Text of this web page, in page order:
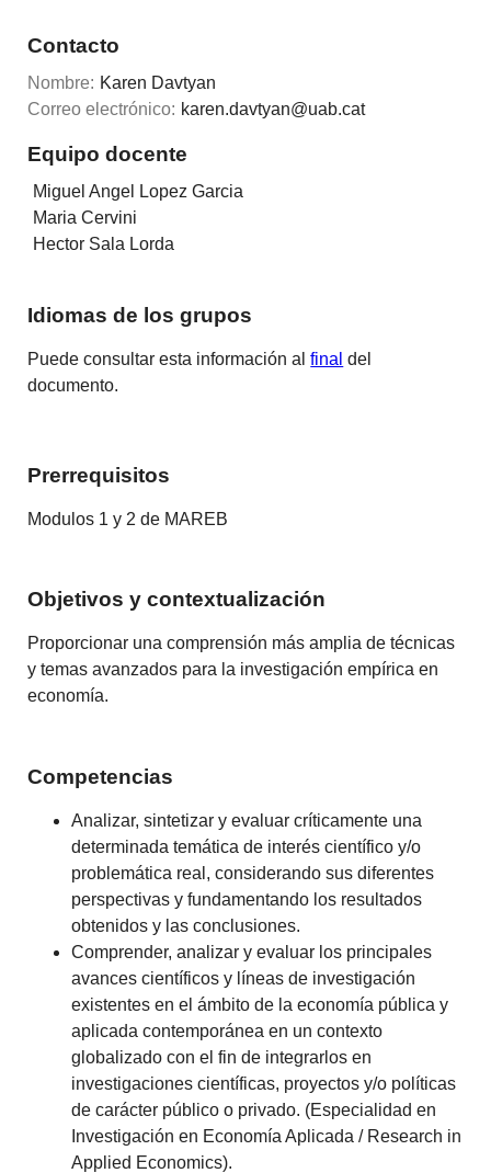
Contacto
Nombre: Karen Davtyan
Correo electrónico: karen.davtyan@uab.cat
Equipo docente
Miguel Angel Lopez Garcia
Maria Cervini
Hector Sala Lorda
Idiomas de los grupos
Puede consultar esta información alfinal del
documento.
Prerrequisitos
Modulos 1 y 2 de MAREB
Objetivos y contextualización
Proporcionar una comprensión más amplia de técnicas
y temas avanzados para la investigación empírica en
economía.
Competencias
Analizar, sintetizar y evaluar críticamente una
determinada temática de interés científico y/o
problemática real, considerando sus diferentes
perspectivas y fundamentando los resultados
obtenidos y las conclusiones.
Comprender, analizar y evaluar los principales
avances científicos y líneas de investigación
existentes en el ámbito de la economía pública y
aplicada contemporánea en un contexto
globalizado con el fin de integrarlos en
investigaciones científicas, proyectos y/o políticas
de carácter público o privado. (Especialidad en
Investigación en Economía Aplicada / Research in
Applied Economics).